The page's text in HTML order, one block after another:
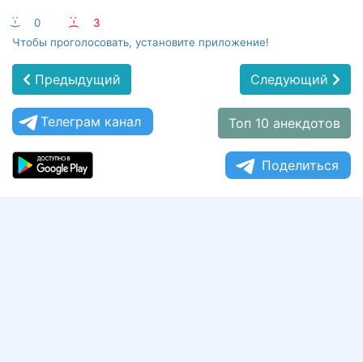
:-) 0 :-(
3
Чтобы проголосовать, установите приложение!
Предыдущий Следующий
Телеграм канал Топ 10 анекдотов
Поделиться